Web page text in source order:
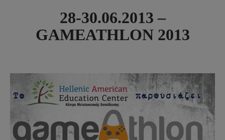
28-30.06.2013 –
GAMEATHLON 2013